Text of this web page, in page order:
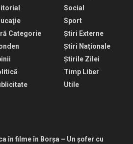
Categorie
Social
Sport
Știri Externe
Știri Naționale
Știrile Zilei
Timp Liber
Utile
în filme în Borșa – Un șofer cu